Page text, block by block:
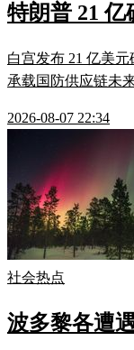
特朗普 21
白宫发布 21 亿美
承载国防供应链未
2026-08-07 22:34
社会热点
波多黎各遭